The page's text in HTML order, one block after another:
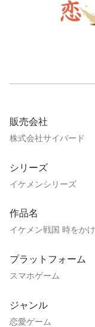
販売会社
株式会社サイバード
シリーズ
イケメンシリーズ
作品名
イケメン戦国 時をか
プラットフォーム
スマホゲーム
ジャンル
恋愛ゲーム